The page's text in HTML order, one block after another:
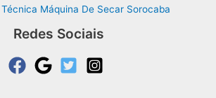
Máquina De Secar Sorocaba
Redes Sociais